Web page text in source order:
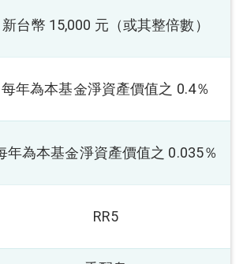
新台幣 15,000 元（或其整倍數）
每年為本基金淨資產價值之 0.4％
年為本基金淨資產價值之 0.035％
RR5